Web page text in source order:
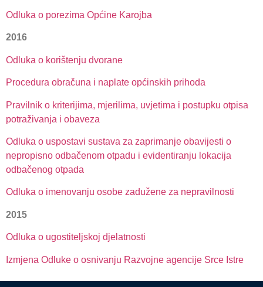
Odluka o porezima Općine Karojba
2016
Odluka o korištenju dvorane
Procedura obračuna i naplate općinskih prihoda
Pravilnik o kriterijima, mjerilima, uvjetima i postupku otpisa
potraživanja i obaveza
Odluka o uspostavi sustava za zaprimanje obavijesti o
nepropisno odbačenom otpadu i evidentiranju lokacija
odbačenog otpada
Odluka o imenovanju osobe zadužene za nepravilnosti
2015
Odluka o ugostiteljskoj djelatnosti
Izmjena Odluke o osnivanju Razvojne agencije Srce Istre